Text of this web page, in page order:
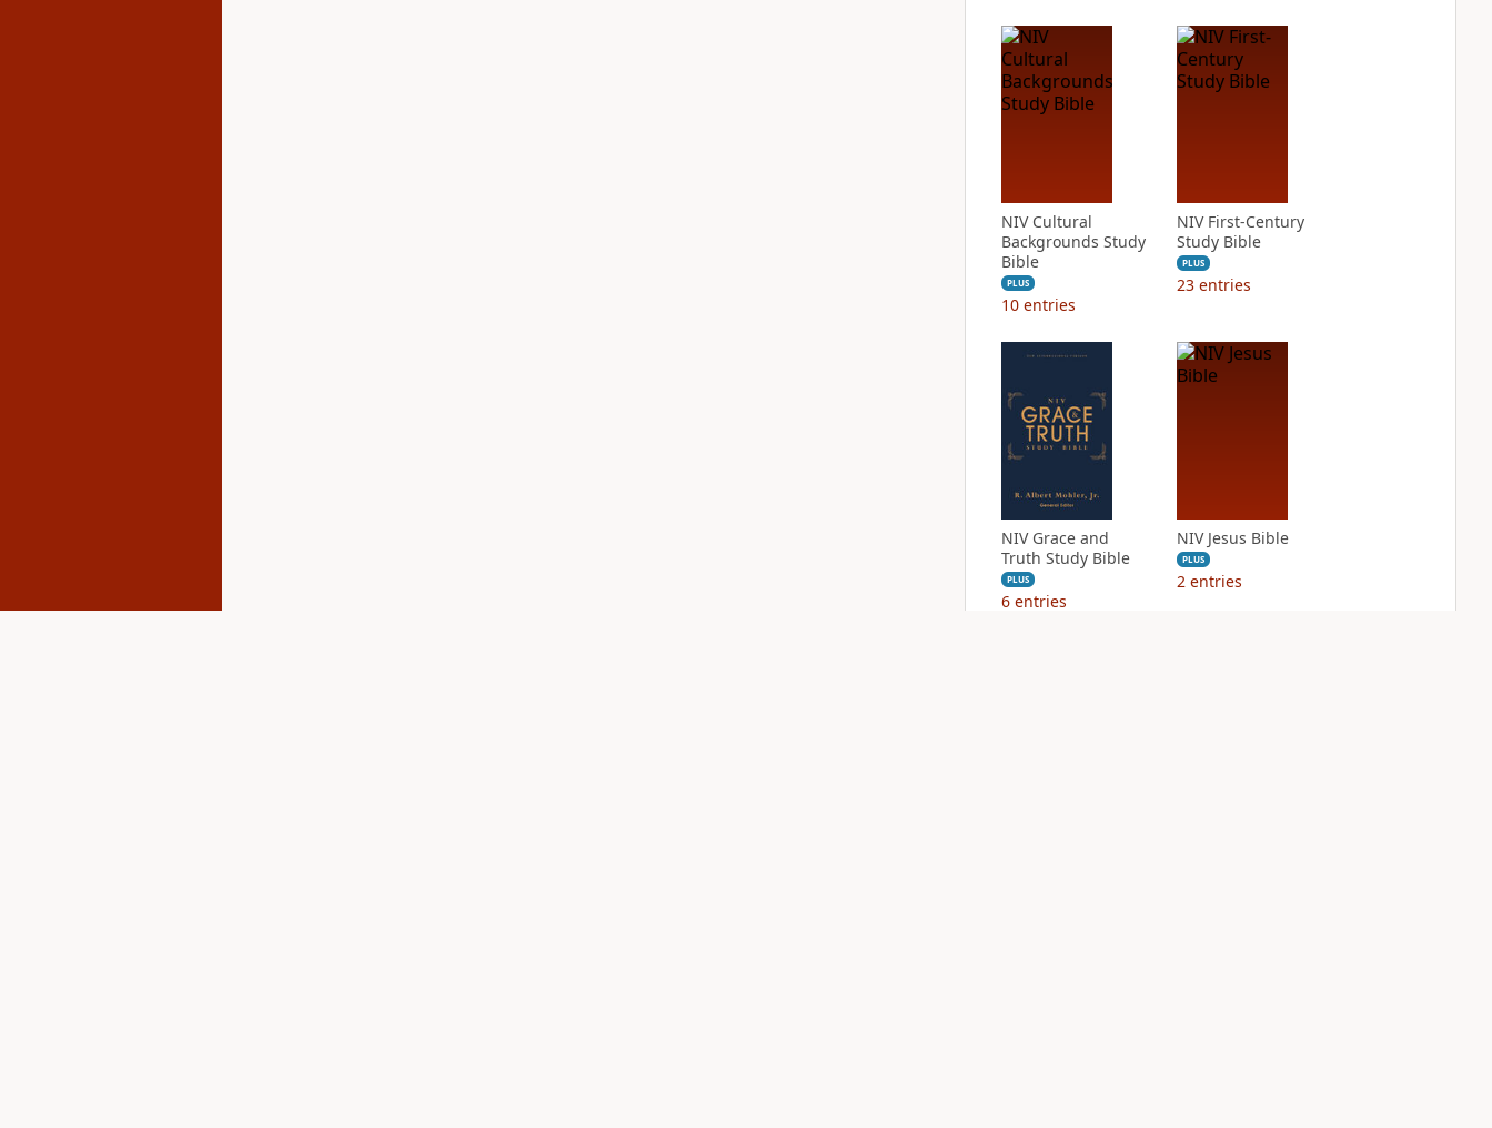
NIV Cultural
Backgrounds Study
Bible
PLUS
10 entries
NIV First-Century
Study Bible
PLUS
23 entries
NIV Grace and
Truth Study Bible
PLUS
6 entries
NIV Jesus Bible
PLUS
2 entries